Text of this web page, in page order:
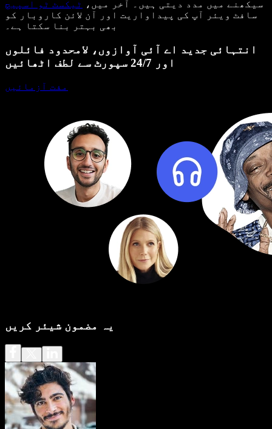
سیکھنے میں مدد دیتی ہیں۔ آخر میں،
ٹیکسٹ ٹو اسپیچ
سافٹ ویئر آپ کی پیداواریت اور آن لائن کاروبار کو
بھی بہتر بنا سکتا ہے۔
انتہائی جدید اے آئی آوازوں، لامحدود فائلوں
اور 24/7 سپورٹ سے لطف اٹھائیں
مفت آزمائیں
یہ مضمون شیئر کریں